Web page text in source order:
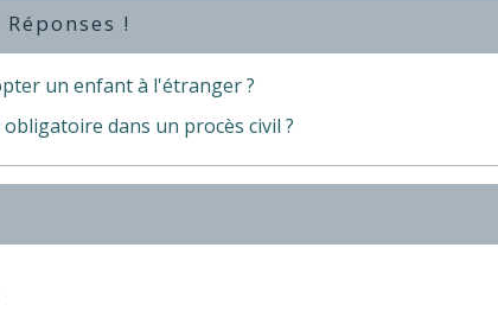
!
un enfant à l'étranger ?
dans un procès civil ?